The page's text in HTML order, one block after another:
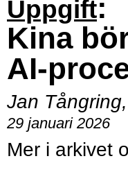
Uppgift:
Kina
AI-
Jan Tångring,
29 januari 2026